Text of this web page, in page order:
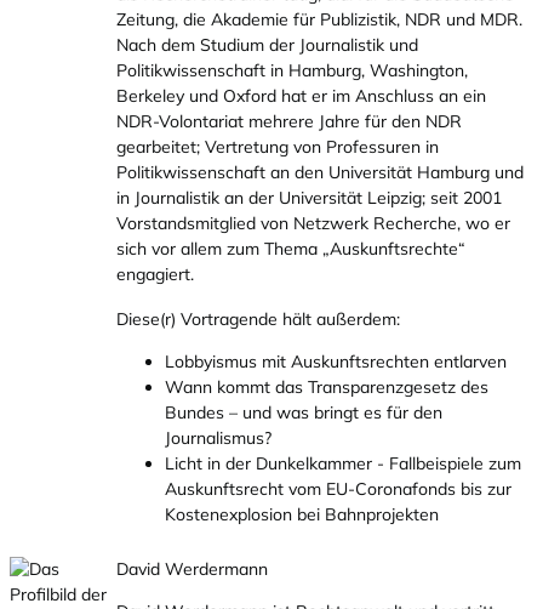
Zeitung, die Akademie für Publizistik, NDR und MDR.
Nach dem Studium der Journalistik und
Politikwissenschaft in Hamburg, Washington,
Berkeley und Oxford hat er im Anschluss an ein
NDR-Volontariat mehrere Jahre für den NDR
gearbeitet; Vertretung von Professuren in
Politikwissenschaft an den Universität Hamburg und
in Journalistik an der Universität Leipzig; seit 2001
Vorstandsmitglied von Netzwerk Recherche, wo er
sich vor allem zum Thema „Auskunftsrechte“
engagiert.
Diese(r) Vortragende hält außerdem:
Lobbyismus mit Auskunftsrechten entlarven
Wann kommt das Transparenzgesetz des
Bundes – und was bringt es für den
Journalismus?
Licht in der Dunkelkammer - Fallbeispiele zum
Auskunftsrecht vom EU-Coronafonds bis zur
Kostenexplosion bei Bahnprojekten
David Werdermann